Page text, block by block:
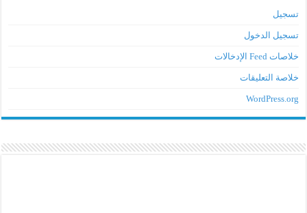
تسجيل
تسجيل الدخول
خلاصات Feed الإدخالات
خلاصة التعليقات
WordPress.org